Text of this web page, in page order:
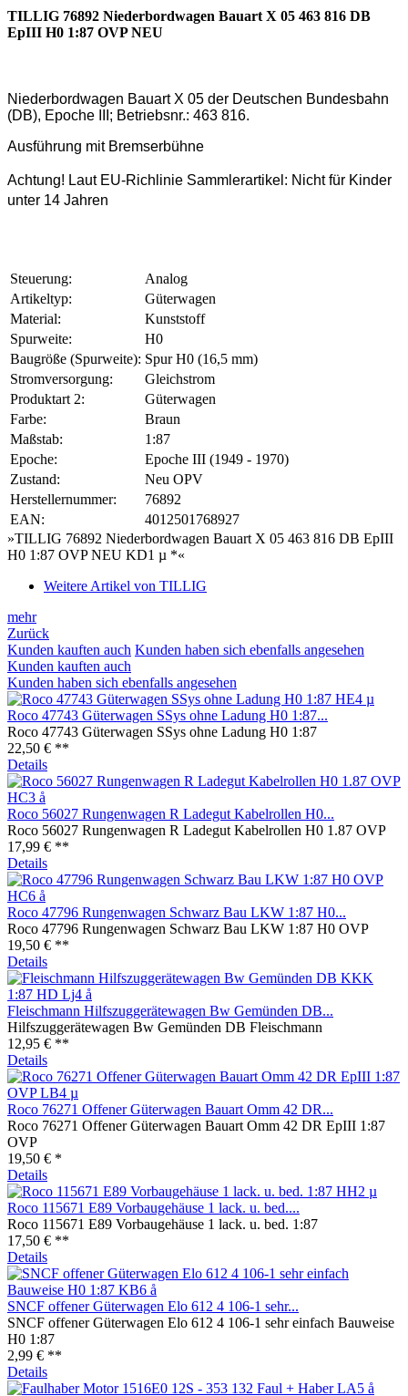
TILLIG 76892 Niederbordwagen Bauart X 05 463 816 DB
EpIII H0 1:87 OVP NEU
Niederbordwagen Bauart X 05 der Deutschen Bundesbahn
(DB), Epoche III; Betriebsnr.: 463 816.
Ausführung mit Bremserbühne
Achtung! Laut EU-Richlinie Sammlerartikel: Nicht für Kinder
unter 14 Jahren
Steuerung:
Analog
Artikeltyp:
Güterwagen
Material:
Kunststoff
Spurweite:
H0
Baugröße (Spurweite): Spur H0 (16,5 mm)
Stromversorgung:
Gleichstrom
Produktart 2:
Güterwagen
Farbe:
Braun
Maßstab:
1:87
Epoche:
Epoche III (1949 - 1970)
Zustand:
Neu OPV
Herstellernummer:
76892
EAN:
4012501768927
»TILLIG 76892 Niederbordwagen Bauart X 05 463 816 DB EpIII
H0 1:87 OVP NEU KD1 µ *«
Weitere Artikel von TILLIG
mehr
Zurück
Kunden kauften auch Kunden haben sich ebenfalls angesehen
Kunden kauften auch
Kunden haben sich ebenfalls angesehen
Roco 47743 Güterwagen SSys ohne Ladung H0 1:87...
Roco 47743 Güterwagen SSys ohne Ladung H0 1:87
22,50 € **
Details
Roco 56027 Rungenwagen R Ladegut Kabelrollen H0...
Roco 56027 Rungenwagen R Ladegut Kabelrollen H0 1.87 OVP
17,99 € **
Details
Roco 47796 Rungenwagen Schwarz Bau LKW 1:87 H0...
Roco 47796 Rungenwagen Schwarz Bau LKW 1:87 H0 OVP
19,50 € **
Details
Fleischmann Hilfszuggerätewagen Bw Gemünden DB...
Hilfszuggerätewagen Bw Gemünden DB Fleischmann
12,95 € **
Details
Roco 76271 Offener Güterwagen Bauart Omm 42 DR...
Roco 76271 Offener Güterwagen Bauart Omm 42 DR EpIII 1:87
OVP
19,50 € *
Details
Roco 115671 E89 Vorbaugehäuse 1 lack. u. bed....
Roco 115671 E89 Vorbaugehäuse 1 lack. u. bed. 1:87
17,50 € **
Details
SNCF offener Güterwagen Elo 612 4 106-1 sehr...
SNCF offener Güterwagen Elo 612 4 106-1 sehr einfach Bauweise
H0 1:87
2,99 € **
Details